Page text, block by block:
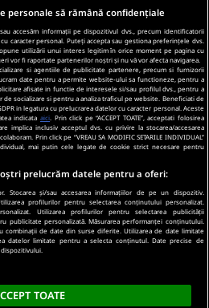
personale să rămână confidențiale
accesăm informații pe dispozitivul dvs., precum identificatorii
caracter personal. Puteți accepta sau gestiona preferințele dvs.
utilizării unui interes legitim în orice moment pe pagina cu
vor fi raportate partenerilor noștri și nu vă vor afecta navigarea.
si agentiile de publicitate partenere, precum si furnizorii
date pentru a permite website-ului sa functioneze, pentru a
afisate in functie de interesele si/sau profilul dvs., pentru a
socializare si pentru a analiza traficul pe website. Beneficiati de
in legatura cu prelucrarea datelor cu caracter personal. Aceste
indicata aici . Prin click pe “ACCEPT TOATE”, acceptati folosirea
implica inclusiv acceptul dvs. cu privire la stocarea/accesarea
Prin click pe “VREAU SA MODIFIC SETARILE INDIVIDUAL”
mai putin cele legate de cookie strict necesare pentru
prelucrăm datele pentru a oferi:
Stocarea și/sau accesarea informațiilor de pe un dispozitiv.
profilurilor pentru selectarea conținutului personalizat.
Utilizarea profilurilor pentru selectarea publicității
publicitate personalizată. Măsurarea performanței conținutului.
combinații de date din surse diferite. Utilizarea de date limitate
datelor limitate pentru a selecta conținutul. Date precise de
TOATE